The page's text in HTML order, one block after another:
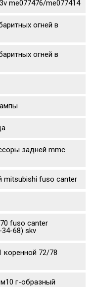
me077476/me077414
огней в
огней в
задней mmc
mitsubishi fuso canter
fuso canter
34-68) skv
коренной 72/78
г-образный